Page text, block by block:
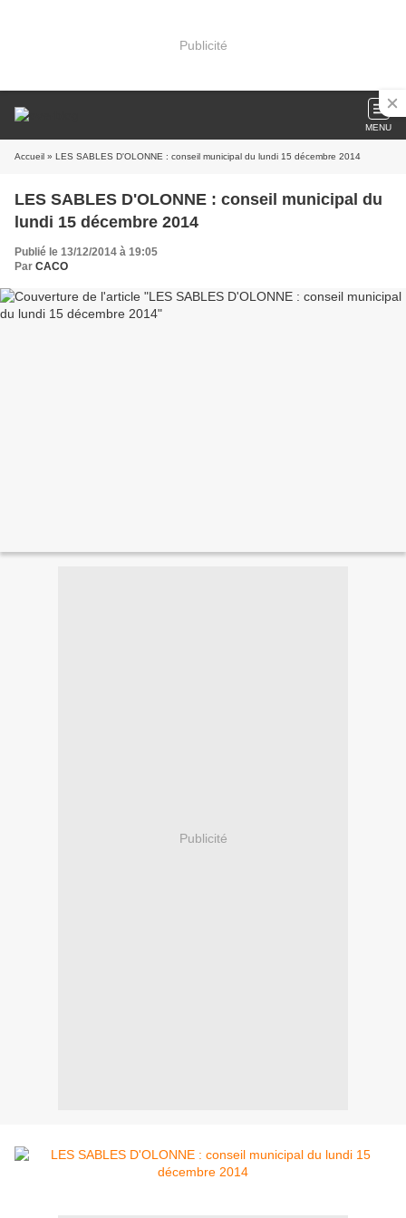
Publicité
MENU
Accueil » LES SABLES D'OLONNE : conseil municipal du lundi 15 décembre 2014
LES SABLES D'OLONNE : conseil municipal du
lundi 15 décembre 2014
Publié le 13/12/2014 à 19:05
Par CACO
Publicité